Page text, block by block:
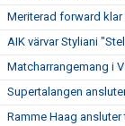
Meriterad forward klar
AIK värvar Styliani
Matcharrangemang i
Supertalangen
Ramme Haag